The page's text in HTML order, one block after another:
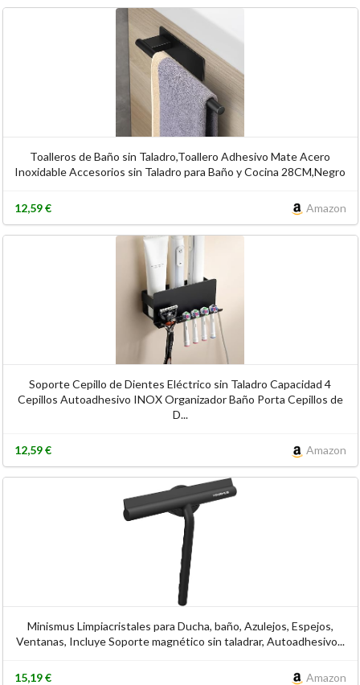
Toalleros de Baño sin Taladro,Toallero Adhesivo Mate Acero
Inoxidable Accesorios sin Taladro para Baño y Cocina 28CM,Negro
Amazon
12,59 €
Soporte Cepillo de Dientes Eléctrico sin Taladro Capacidad 4
Cepillos Autoadhesivo INOX Organizador Baño Porta Cepillos de
D...
Amazon
12,59 €
Minismus Limpiacristales para Ducha, baño, Azulejos, Espejos,
Ventanas, Incluye Soporte magnético sin taladrar, Autoadhesivo...
Amazon
15,19 €